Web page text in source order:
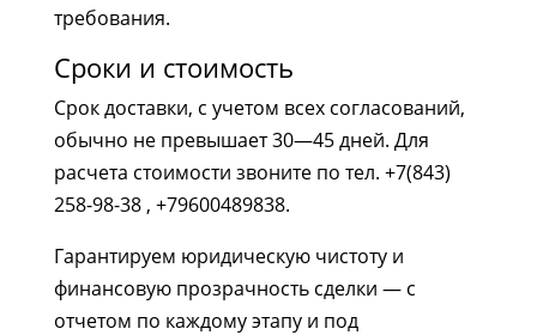
требования.
Сроки и стоимость
Срок доставки, с учетом всех согласований,
обычно не превышает 30—45 дней. Для
расчета стоимости звоните по тел. +7(843)
258-98-38 , ‎+79600489838.
Гарантируем юридическую чистоту и
финансовую прозрачность сделки — с
отчетом по каждому этапу и под